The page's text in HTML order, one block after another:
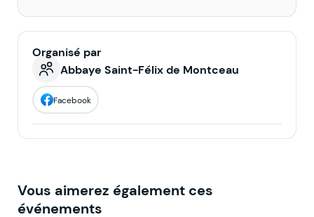
Organisé par
Abbaye Saint-Félix de Montceau
Facebook
Vous aimerez également ces
événements